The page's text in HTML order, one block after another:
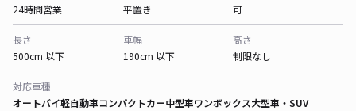
24時間営業
平置き
可
長さ
500cm 以下
車幅
190cm 以下
高さ
制限なし
対応車種
オートバイ軽自動車コンパクトカー中型車ワンボックス大型車・SUV